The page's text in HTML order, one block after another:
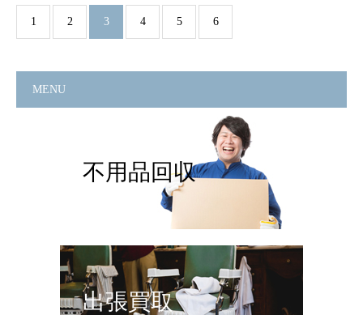
1 2 3 4 5 6
MENU
不用品回収
出張買取